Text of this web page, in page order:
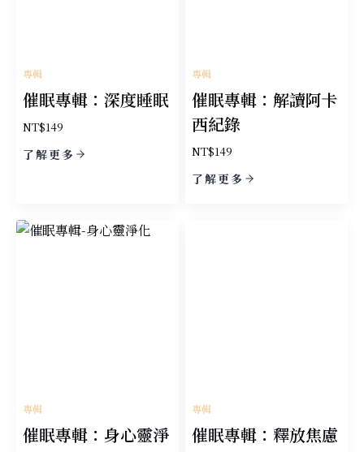
專輯
催眠專輯：深度睡眠
NT$149
了解更多
專輯
催眠專輯：解讀阿卡
西紀錄
NT$149
了解更多
專輯
催眠專輯：身心靈淨
專輯
催眠專輯：釋放焦慮